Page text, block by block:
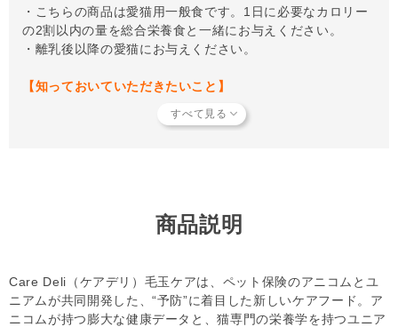
・こちらの商品は愛猫用一般食です。1日に必要なカロリー
の2割以内の量を総合栄養食と一緒にお与えください。
・離乳後以降の愛猫にお与えください。
【知っておいていただきたいこと】
とって有害となる合成保存料や人工香料、着色料などは使用
本商品はご注文タイミングやご注文内容によっては、購入履
歴からのご注文キャンセル、修正を受け付けることができな
(「発送予定日のお知らせメール」をお送りする前であれ
ば、メール・お電話・マイページにてご注文をキャンセルい
ただけます。）
商品説明
Care Deli（ケアデリ）毛玉ケアは、ペット保険のアニコムとユ
ニアムが共同開発した、“予防”に着目した新しいケアフード。ア
ニコムが持つ膨大な健康データと、猫専門の栄養学を持つユニア